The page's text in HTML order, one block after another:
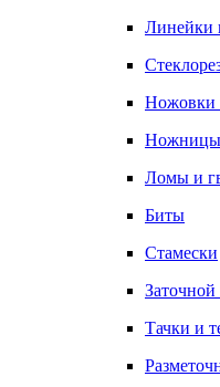
Линейки
Ножовки
Ножницы
Ломы и
Биты
Стамески
Тачки и